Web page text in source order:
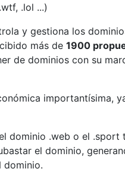
.lol ...)
y gestiona los
más de 1900
de dominios con su
importantísima,
dominio .web o el .sport
el dominio,
dominio.